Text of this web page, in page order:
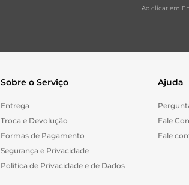
Ao clicar em
Sobre o Serviço
Entrega
Troca e Devolução
Formas de Pagamento
Segurança e Privacidade
Politica de Privacidade e de Dados
Ajuda
Fale
Fale